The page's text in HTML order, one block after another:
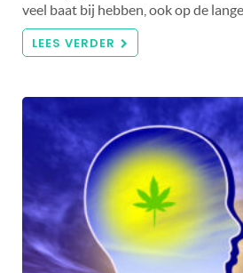
veel baat bij hebben, ook op de
LEES VERDER